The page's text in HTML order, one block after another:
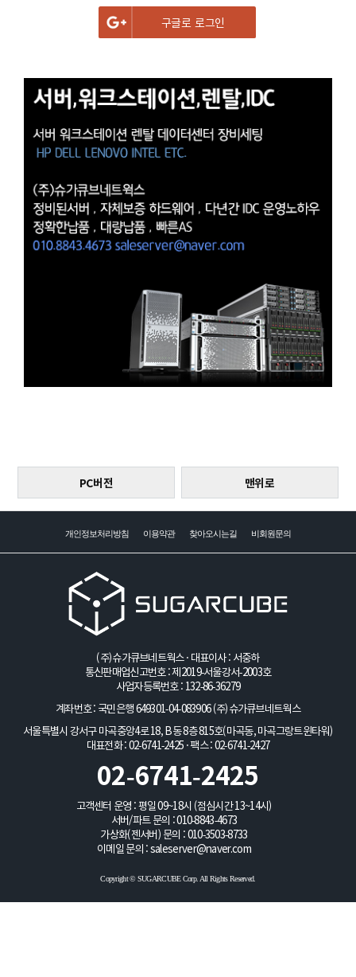
구글로 로그인
PC버전 맨위로
개인정보처리방침 이용약관 찾아오시는길 비회원문의
(주)슈가큐브네트웍스 · 대표이사 : 서중하
통신판매업신고번호 : 제2019-서울강서-2003호
사업자등록번호 : 132-86-36279
계좌번호 : 국민은행 649301-04-083906 (주)슈가큐브네트웍스
서울특별시 강서구 마곡중앙4로 18, B동 8층 815호(마곡동, 마곡그랑트윈타워)
대표전화 : 02-6741-2425 · 팩스 : 02-6741-2427
02-6741-2425
고객센터 운영 : 평일 09~18시 (점심시간 13~14시)
서버/파트 문의 :010-8843-4673
가상화(젠서버) 문의 : 010-3503-8733
이메일 문의 : saleserver@naver.com
Copyright © SUGARCUBE Corp. All Rights Reserved.